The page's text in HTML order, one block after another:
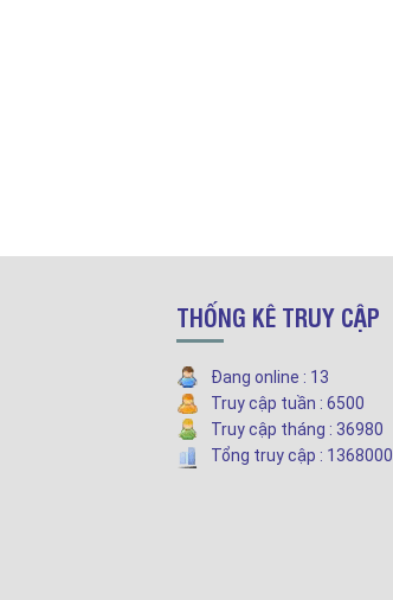
THỐNG KÊ TRUY CẬP
Đang online : 13
Truy cập tuần : 6500
Truy cập tháng : 36980
Tổng truy cập : 1368000